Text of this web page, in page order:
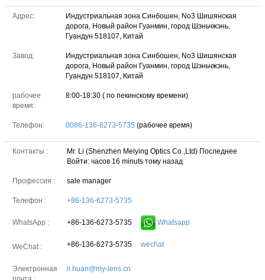
Адрес:
Индустриальная зона Синбошен, No3 Шишянская
дорога, Новый район Гуанмин, город Шэньчжэнь,
Гуандун 518107, Китай
Завод:
Индустриальная зона Синбошен, No3 Шишянская
дорога, Новый район Гуанмин, город Шэньчжэнь,
Гуандун 518107, Китай
рабочее
время:
8:00-18:30 ( по пекинскому времени)
Телефон: 0086-136-6273-5735 (рабочее время)
Контакты : Mr. Li (Shenzhen Meiying Optics Co.,Ltd) Последнее
Войти: часов 16 minuts тому назад
Профессия : sale manager
Телефон : +86-136-6273-5735
WhatsApp : +86-136-6273-5735 Whatsapp
WeChat : +86-136-6273-5735 wechat
Электронная
li.huan@my-lens.cn